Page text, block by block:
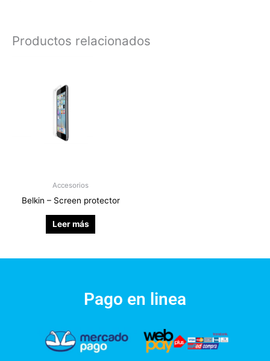
Productos relacionados
Accesorios
Belkin – Screen protector
Leer más
Pago en linea